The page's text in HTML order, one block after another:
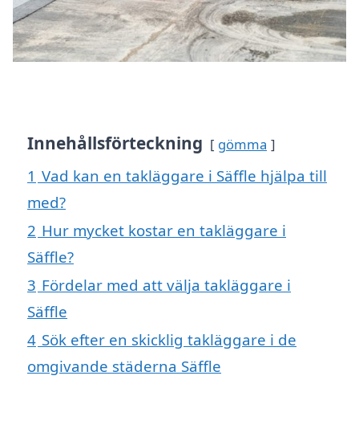
Innehållsförteckning gömma
1 Vad kan en takläggare i Säffle hjälpa till
med?
2 Hur mycket kostar en takläggare i
Säffle?
3 Fördelar med att välja takläggare i
Säffle
4 Sök efter en skicklig takläggare i de
omgivande städerna Säffle